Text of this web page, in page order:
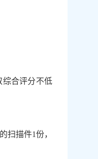
综合评分不低
扫描件1份，